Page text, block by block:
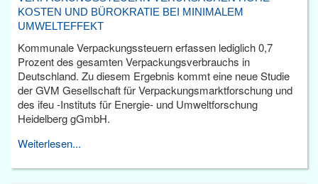
KOSTEN UND BÜROKRATIE BEI MINIMALEM
UMWELTEFFEKT
Kommunale Verpackungssteuern erfassen lediglich 0,7
Prozent des gesamten Verpackungsverbrauchs in
Deutschland. Zu diesem Ergebnis kommt eine neue Studie
der GVM Gesellschaft für Verpackungsmarktforschung und
des ifeu -Instituts für Energie- und Umweltforschung
Heidelberg gGmbH.
Weiterlesen...